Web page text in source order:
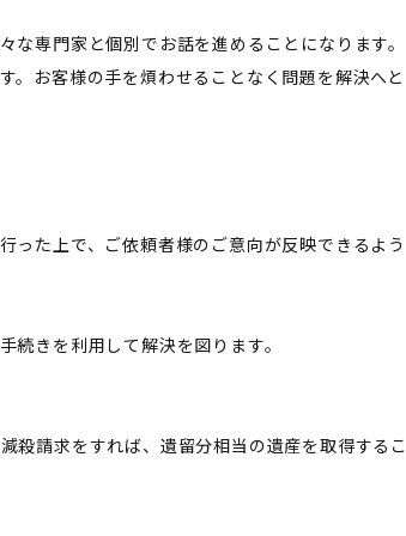
専門家と個別でお話を進めることになります。
。お客様の手を煩わせることなく問題を解決へと
った上で、ご依頼者様のご意向が反映できるよう
きを利用して解決を図ります。
殺請求をすれば、遺留分相当の遺産を取得するこ